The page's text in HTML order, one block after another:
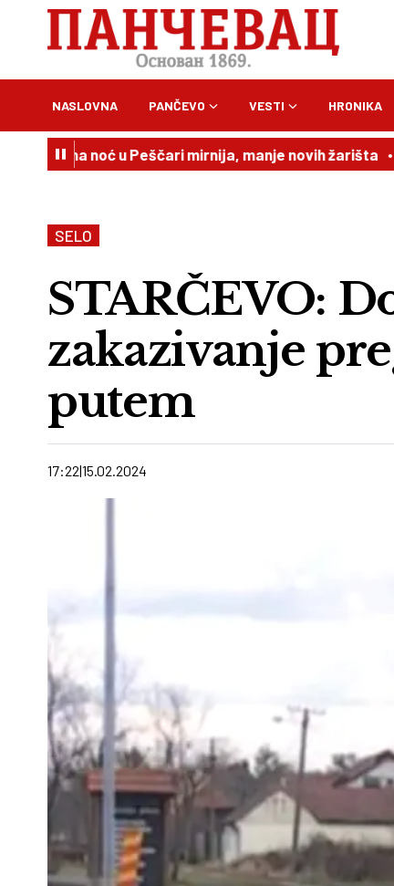
NASLOVNA PANČEVO VESTI HRONIKA
noć u Peščari mirnija, manje novih žarišta 11:00
SELO
STARČEVO:
zakazivanje
putem
17:22 15.02.2024